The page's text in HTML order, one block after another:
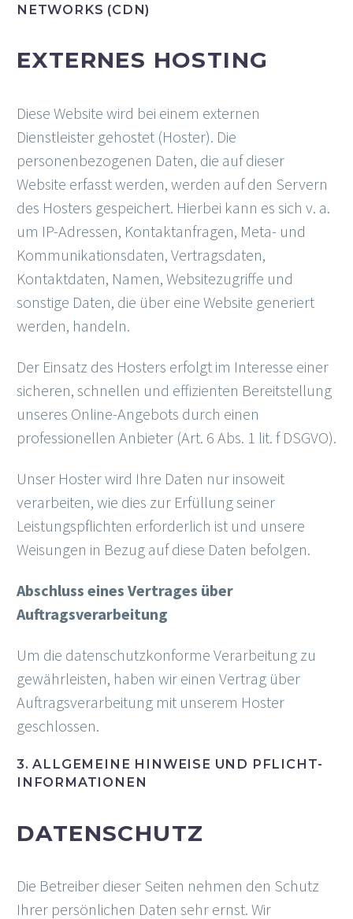
NETWORKS (CDN)
EXTERNES HOSTING
Diese Website wird bei einem externen
Dienstleister gehostet (Hoster). Die
personenbezogenen Daten, die auf dieser
Website erfasst werden, werden auf den Servern
des Hosters gespeichert. Hierbei kann es sich v. a.
um IP-Adressen, Kontaktanfragen, Meta- und
Kommunikationsdaten, Vertragsdaten,
Kontaktdaten, Namen, Websitezugriffe und
sonstige Daten, die über eine Website generiert
werden, handeln.
Der Einsatz des Hosters erfolgt im Interesse einer
sicheren, schnellen und effizienten Bereitstellung
unseres Online-Angebots durch einen
professionellen Anbieter (Art. 6 Abs. 1 lit. f DSGVO).
Unser Hoster wird Ihre Daten nur insoweit
verarbeiten, wie dies zur Erfüllung seiner
Leistungspflichten erforderlich ist und unsere
Weisungen in Bezug auf diese Daten befolgen.
Abschluss eines Vertrages über
Auftragsverarbeitung
Um die datenschutzkonforme Verarbeitung zu
gewährleisten, haben wir einen Vertrag über
Auftragsverarbeitung mit unserem Hoster
geschlossen.
3. ALLGEMEINE HINWEISE UND PFLICHT­
INFORMATIONEN
DATENSCHUTZ
Die Betreiber dieser Seiten nehmen den Schutz
Ihrer persönlichen Daten sehr ernst. Wir